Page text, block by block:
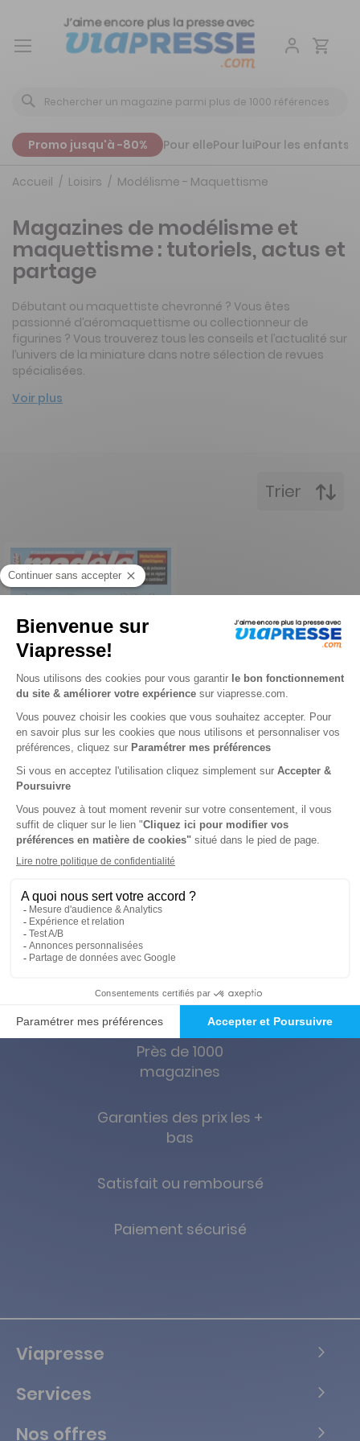
Aller
Promo jusqu'à -80% Pour ellePour luiPour les enfants
Accueil Loisirs Modélisme - Maquettisme
Magazines de modélisme et
maquettisme : tutoriels, actus et
partage
Débutant ou maquettiste chevronné ? Vous êtes
passionné d’aéromaquettisme ou collectionneur de
figurines ? Vous trouverez tous les conseils et l’actualité sur
l’univers de la miniature dans notre sélection de revues
spécialisées.
Voir plus
Trier
Modèle Magazine
1 an
185,08 €
79,05 € -57%
Ajouter au panier
Près de 1000
magazines
Garanties des prix les +
bas
Satisfait ou remboursé
Paiement sécurisé
Viapresse
Services
Nos offres